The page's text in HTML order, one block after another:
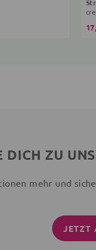
DICH ZU
mehr und
JETZT